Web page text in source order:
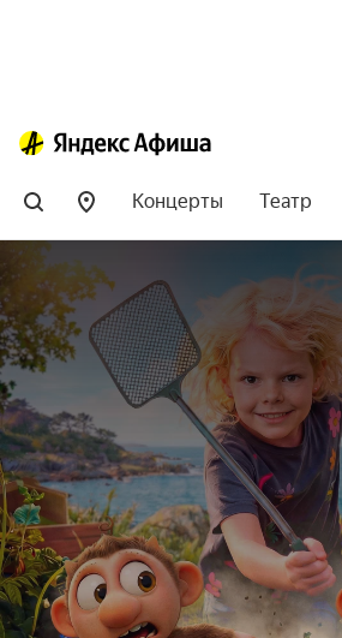
Концерты Театр